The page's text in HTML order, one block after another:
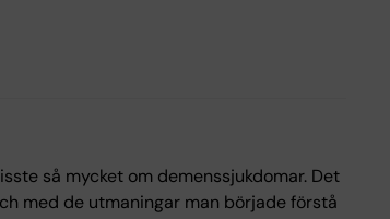
så mycket om demenssjukdomar. Det
med de utmaningar man började förstå